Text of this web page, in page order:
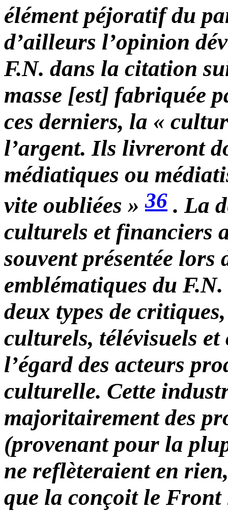
élément péjoratif du
d’ailleurs l’opinion
F.N. dans la citation
masse [est] fabriquée
ces derniers, la «
l’argent. Ils livreront
médiatiques ou
vite oubliées » 36 . La
culturels et financiers
souvent présentée
emblématiques du
deux types de
culturels, télévisuels
l’égard des acteurs
culturelle. Cette
majoritairement des
(provenant pour la
ne reflèteraient en
que la conçoit le